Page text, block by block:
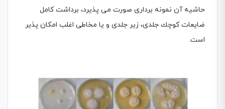
حاشیه آن نمونه برداری صورت می پذیرد، برداشت كامل
ضایعات كوچك جلدی، زیر جلدی و یا مخاطی اغلب امکان پذیر
است.